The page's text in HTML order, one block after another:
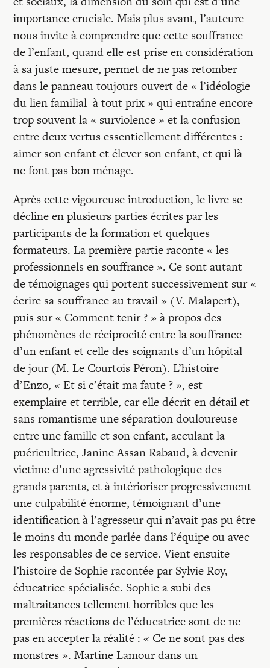
importance cruciale. Mais plus avant, l’auteure
nous invite à comprendre que cette souffrance
de l’enfant, quand elle est prise en considération
à sa juste mesure, permet de ne pas retomber
dans le panneau toujours ouvert de « l’idéologie
du lien familial à tout prix » qui entraîne encore
trop souvent la « surviolence » et la confusion
entre deux vertus essentiellement différentes :
aimer son enfant et élever son enfant, et qui là
ne font pas bon ménage.
Après cette vigoureuse introduction, le livre se
décline en plusieurs parties écrites par les
participants de la formation et quelques
formateurs. La première partie raconte « les
professionnels en souffrance ». Ce sont autant
de témoignages qui portent successivement sur «
écrire sa souffrance au travail » (V. Malapert),
puis sur « Comment tenir ? » à propos des
phénomènes de réciprocité entre la souffrance
d’un enfant et celle des soignants d’un hôpital
de jour (M. Le Courtois Péron). L’histoire
d’Enzo, « Et si c’était ma faute ? », est
exemplaire et terrible, car elle décrit en détail et
sans romantisme une séparation douloureuse
entre une famille et son enfant, acculant la
puéricultrice, Janine Assan Rabaud, à devenir
victime d’une agressivité pathologique des
grands parents, et à intérioriser progressivement
une culpabilité énorme, témoignant d’une
identification à l’agresseur qui n’avait pas pu être
le moins du monde parlée dans l’équipe ou avec
les responsables de ce service. Vient ensuite
l’histoire de Sophie racontée par Sylvie Roy,
éducatrice spécialisée. Sophie a subi des
maltraitances tellement horribles que les
premières réactions de l’éducatrice sont de ne
pas en accepter la réalité : « Ce ne sont pas des
monstres ». Martine Lamour dans un